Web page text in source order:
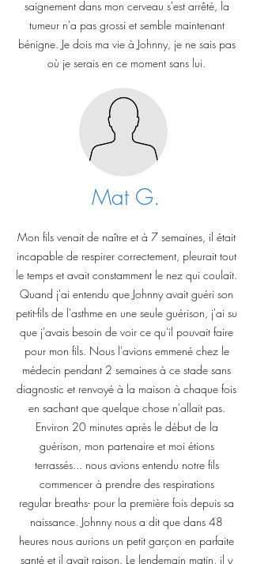
saignement dans mon cerveau s'est arrêté, la
tumeur n'a pas grossi et semble maintenant
bénigne. Je dois ma vie à Johnny, je ne sais pas
où je serais en ce moment sans lui.
Mat G.
Mon fils venait de naître et à 7 semaines, il était
incapable de respirer correctement, pleurait tout
le temps et avait constamment le nez qui coulait.
Quand j'ai entendu que Johnny avait guéri son
petit-fils de l'asthme en une seule guérison, j'ai su
que j'avais besoin de voir ce qu'il pouvait faire
pour mon fils. Nous l'avions emmené chez le
médecin pendant 2 semaines à ce stade sans
diagnostic et renvoyé à la maison à chaque fois
en sachant que quelque chose n'allait pas.
Environ 20 minutes après le début de la
guérison, mon partenaire et moi étions
terrassés... nous avions entendu notre fils
commencer à prendre des respirations
regular breaths- pour la première fois depuis sa
naissance. Johnny nous a dit que dans 48
heures nous aurions un petit garçon en parfaite
santé et il avait raison. Le lendemain matin, il y